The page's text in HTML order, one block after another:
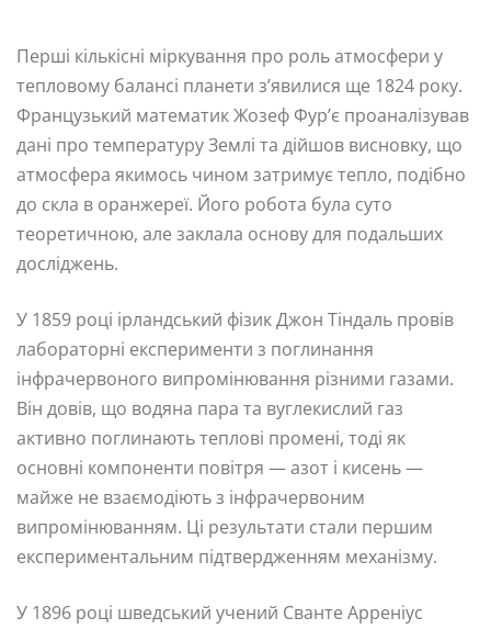
Перші кількісні міркування про роль атмосфери у
тепловому балансі планети з’явилися ще 1824 року.
Французький математик Жозеф Фур’є проаналізував
дані про температуру Землі та дійшов висновку, що
атмосфера якимось чином затримує тепло, подібно
до скла в оранжереї. Його робота була суто
теоретичною, але заклала основу для подальших
досліджень.
У 1859 році ірландський фізик Джон Тіндаль провів
лабораторні експерименти з поглинання
інфрачервоного випромінювання різними газами.
Він довів, що водяна пара та вуглекислий газ
активно поглинають теплові промені, тоді як
основні компоненти повітря — азот і кисень —
майже не взаємодіють з інфрачервоним
випромінюванням. Ці результати стали першим
експериментальним підтвердженням механізму.
У 1896 році шведський учений Сванте Арреніус